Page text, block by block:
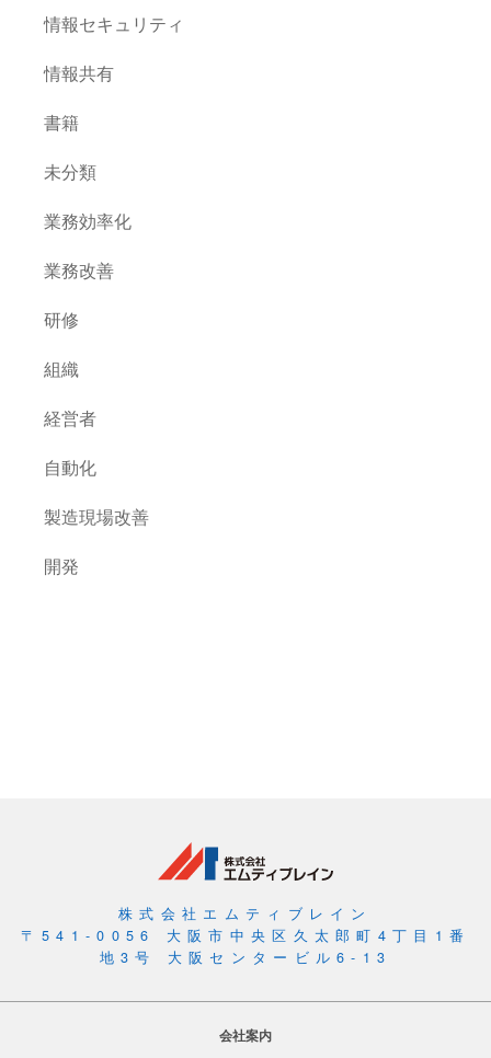
情報セキュリティ
情報共有
書籍
未分類
業務効率化
業務改善
研修
組織
経営者
自動化
製造現場改善
開発
株式会社エムティブレイン
〒541-0056 大阪市中央区久太郎町4丁目1番
地3号 大阪センタービル6-13
会社案内